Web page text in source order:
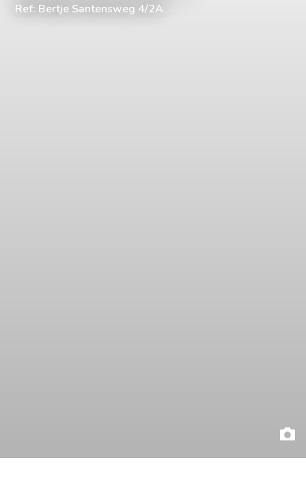
Ref: Bertje Santensweg 4/2A